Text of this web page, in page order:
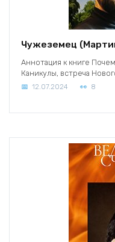
Чужеземец
Аннотация к книге
Каникулы, встреча
12.07.2024 8